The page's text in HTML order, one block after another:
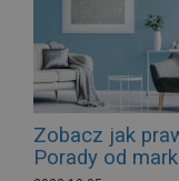
Zobacz jak
Porady od